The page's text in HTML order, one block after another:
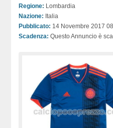
Regione: Lombardia
Nazione: Italia
Pubblicato: 14 Novembre 2017
Scadenza: Questo Annuncio è